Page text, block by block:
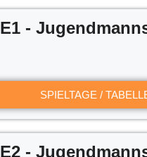
E1 -
SPIELTAGE /
E2 -